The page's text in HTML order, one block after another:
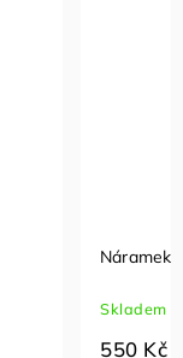
Náramek
Skladem
550 Kč